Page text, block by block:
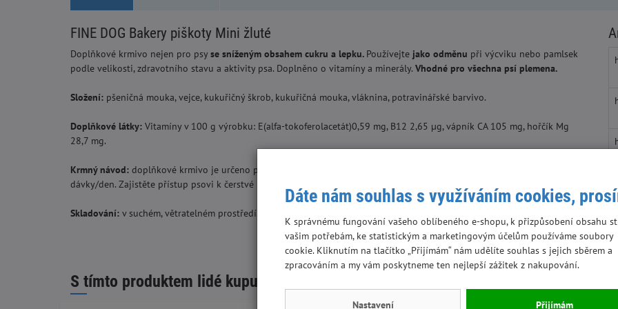
FINE DOG Bakery piškoty Mini žluté
Doplňkové krmivo nejen pro psy se sníženým obsahem cukru a lepku. Používejte jako odměnu při výcviku nebo pamlsek
podle velikosti, zdravotního stavu a aktivity psa. Doplněno o vitamíny a minerály. Vhodné pro všechna psí plemena.
Složení: pšeničná mouka, vejce, kukuřičný škrob, kukuřičná mouka, vláknina, potravinářské barvivo.
Doplňkové látky: Vitamíny v 100 g výrobku: E(alfa-tokoferolacetát)0,59 mg, B12 2,65 µg, vápník CA 105 mg, hořčík Mg
28,7 mg.
Krmný návod: doplňkové krmivo je určeno pouze k doplnění běžné dávky všech plemen psů. Podávejte max. 1/4 krmné
dávky/den. Zajistěte přístup psovi k čerstvé pitné vodě.
Skladování: v suchém, větratelném prostředí. Nevystavujte přímému sluci.
S tímto produktem lidé kupují:
Dáte nám souhlas s využíváním cookies,
K správnému fungování vašeho oblíbeného e-shopu, k přizpůsobení obsahu
vašim potřebám, ke statistickým a marketingovým účelům používáme soubory
cookie. Kliknutím na tlačítko „Přijímám“ nám udělíte souhlas s jejich sběrem a
zpracováním a my vám poskytneme ten nejlepší zážitek z nakupování.
Nastavení Přijímám